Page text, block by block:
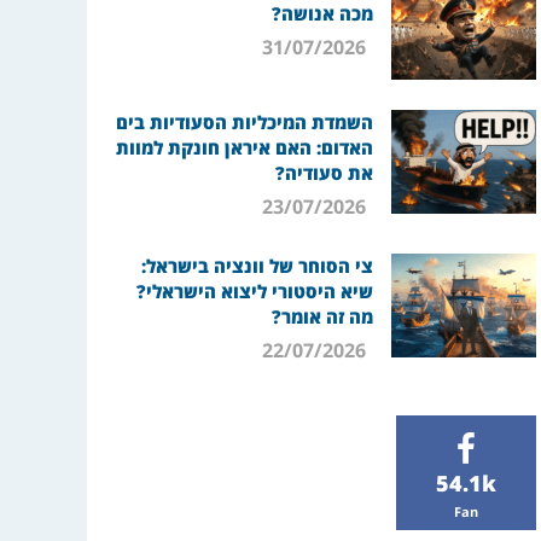
מכה אנושה?
31/07/2026
השמדת המיכליות הסעודיות בים
האדום: האם איראן חונקת למוות
את סעודיה?
23/07/2026
צי הסוחר של וונציה בישראל:
שיא היסטורי ליצוא הישראלי?
מה זה אומר?
22/07/2026
54.1k
Fan